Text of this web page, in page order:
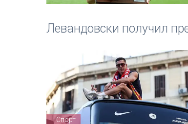
Левандовски получил
Спорт